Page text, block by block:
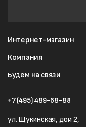
Интернет-магазин
Компания
Будем на связи
+7 (495) 489-68-88
ул. Щукинская, дом 2,